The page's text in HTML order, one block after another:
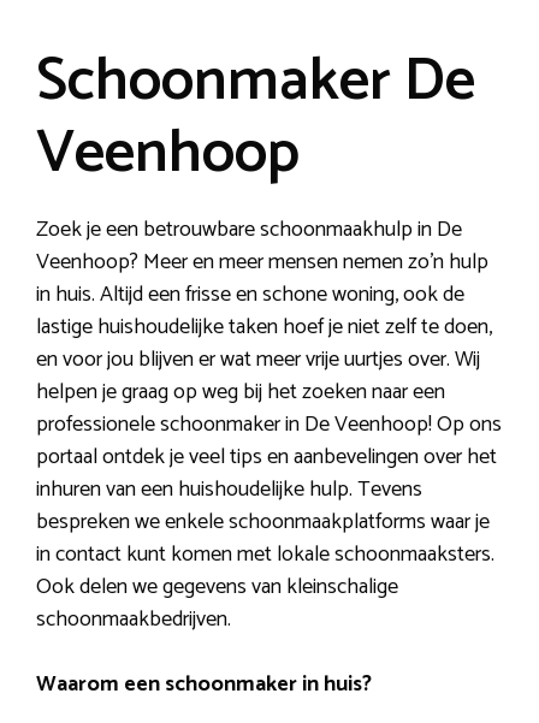
Schoonmaker De
Veenhoop
Zoek je een betrouwbare schoonmaakhulp in De
Veenhoop? Meer en meer mensen nemen zo’n hulp
in huis. Altijd een frisse en schone woning, ook de
lastige huishoudelijke taken hoef je niet zelf te doen,
en voor jou blijven er wat meer vrije uurtjes over. Wij
helpen je graag op weg bij het zoeken naar een
professionele schoonmaker in De Veenhoop! Op ons
portaal ontdek je veel tips en aanbevelingen over het
inhuren van een huishoudelijke hulp. Tevens
bespreken we enkele schoonmaakplatforms waar je
in contact kunt komen met lokale schoonmaaksters.
Ook delen we gegevens van kleinschalige
schoonmaakbedrijven.
Waarom een schoonmaker in huis?